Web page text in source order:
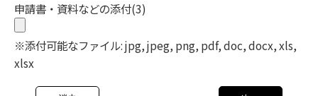
申請書・資料などの添付(3)
※添付可能なファイル: jpg, jpeg, png, pdf, doc, docx, xls,
xlsx